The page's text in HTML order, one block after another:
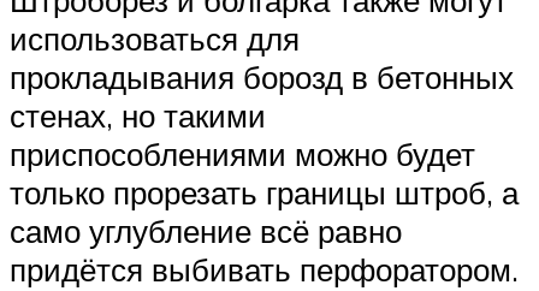
использоваться для
прокладывания борозд в бетонных
стенах, но такими
приспособлениями можно будет
только прорезать границы штроб, а
само углубление всё равно
придётся выбивать перфоратором.